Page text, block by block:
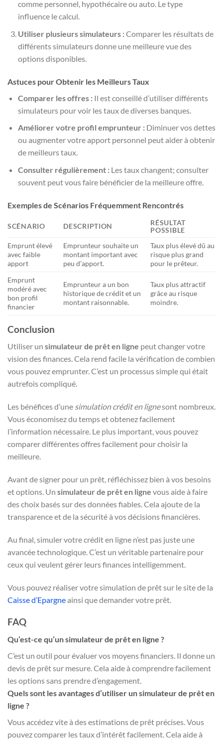
comme personnel, hypothécaire ou auto. Le type
influence le calcul.
Utiliser plusieurs simulateurs :Comparer les résultats de
différents simulateurs donne une meilleure vue des
options disponibles.
Astuces pour Obtenir les Meilleurs Taux
Comparer les offres :Il est conseillé d’utiliser différents
simulateurs pour voir les taux de diverses banques.
Améliorer votre profil emprunteur :Diminuer vos dettes
ou augmenter votre apport personnel peut aider à obtenir
de meilleurs taux.
Consulter régulièrement :Les taux changent; consulter
souvent peut vous faire bénéficier de la meilleure offre.
Exemples de Scénarios Fréquemment Rencontrés
SCÉNARIO DESCRIPTION
RÉSULTAT
POSSIBLE
Emprunt élevé
avec faible
apport
Emprunteur souhaite un
montant important avec
peu d’apport.
Taux plus élevé dû au
risque plus grand
pour le prêteur.
Emprunt
modéré avec
bon profil
financier
Emprunteur a un bon
historique de crédit et un
montant raisonnable.
Taux plus attractif
grâce au risque
moindre.
Conclusion
Utiliser un simulateur de prêt en ligne peut changer votre
vision des finances. Cela rend facile la vérification de combien
vous pouvez emprunter. C’est un processus simple qui était
autrefois compliqué.
Les bénéfices d’une simulation crédit en lignesont nombreux.
Vous économisez du temps et obtenez facilement
l’information nécessaire. Le plus important, vous pouvez
comparer différentes offres facilement pour choisir la
meilleure.
Avant de signer pour un prêt, réfléchissez bien à vos besoins
et options. Un simulateur de prêt en ligne vous aide à faire
des choix basés sur des données fiables. Cela ajoute de la
transparence et de la sécurité à vos décisions financières.
Au final, simuler votre crédit en ligne n’est pas juste une
avancée technologique. C’est un véritable partenaire pour
ceux qui veulent gérer leurs finances intelligemment.
Vous pouvez réaliser votre simulation de prêt sur le site de la
Caisse d’Epargneainsi que demander votre prêt.
FAQ
Qu’est-ce qu’un simulateur de prêt en ligne ?
C’est un outil pour évaluer vos moyens financiers. Il donne un
devis de prêt sur mesure. Cela aide à comprendre facilement
les options sans prendre d’engagement.
Quels sont les avantages d’utiliser un simulateur de prêt en
ligne ?
Vous accédez vite à des estimations de prêt précises. Vous
pouvez comparer les taux d’intérêt facilement. Cela aide à